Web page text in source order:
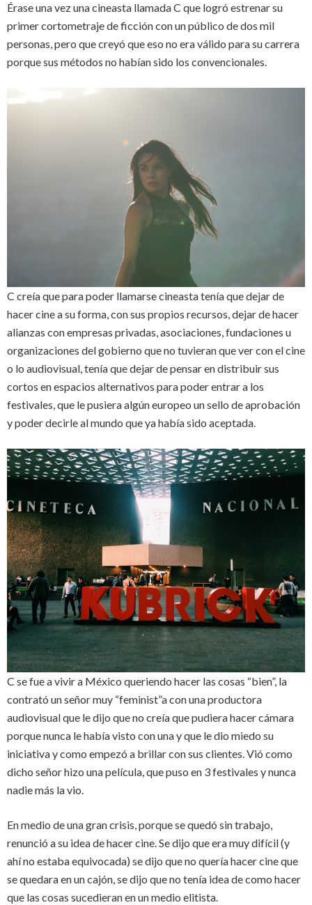
Érase una vez una cineasta llamada C que logró estrenar su
primer cortometraje de ficción con un público de dos mil
personas, pero que creyó que eso no era válido para su carrera
porque sus métodos no habían sido los convencionales.
C creía que para poder llamarse cineasta tenía que dejar de
hacer cine a su forma, con sus propios recursos, dejar de hacer
alianzas con empresas privadas, asociaciones, fundaciones u
organizaciones del gobierno que no tuvieran que ver con el cine
o lo audiovisual, tenía que dejar de pensar en distribuir sus
cortos en espacios alternativos para poder entrar a los
festivales, que le pusiera algún europeo un sello de aprobación
y poder decirle al mundo que ya había sido aceptada.
C se fue a vivir a México queriendo hacer las cosas “bien”, la
contrató un señor muy “feminist”a con una productora
audiovisual que le dijo que no creía que pudiera hacer cámara
porque nunca le había visto con una y que le dio miedo su
iniciativa y como empezó a brillar con sus clientes. Vió como
dicho señor hizo una película, que puso en 3 festivales y nunca
nadie más la vio.
En medio de una gran crisis, porque se quedó sin trabajo,
renunció a su idea de hacer cine. Se dijo que era muy difícil (y
ahí no estaba equivocada) se dijo que no quería hacer cine que
se quedara en un cajón, se dijo que no tenía idea de como hacer
que las cosas sucedieran en un medio elitista.